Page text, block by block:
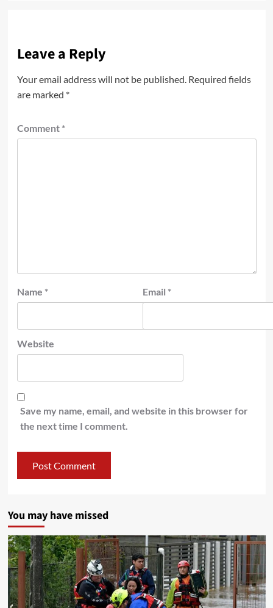
Leave a Reply
Your email address will not be published. Required fields
are marked *
Comment *
Name * Email *
Website
Save my name, email, and website in this browser for
the next time I comment.
You may have missed